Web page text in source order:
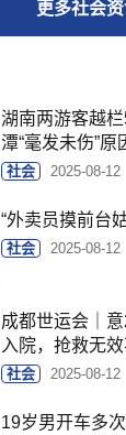
更多社会
湖南两游客越
潭“毫发未伤”原
社会 2025-08-12
“外卖员摸前台
社会 2025-08-12
成都世运会｜
入院，抢救无
社会 2025-08-12
19岁男开车多